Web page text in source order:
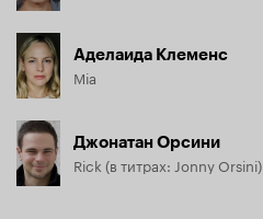
Аделаида Клеменс
Mia
Джонатан Орсини
Rick (в титрах: Jonny Orsini)